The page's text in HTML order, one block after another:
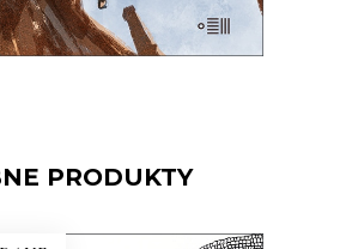
BOOK DO KOSZYKA
PRODUKTY